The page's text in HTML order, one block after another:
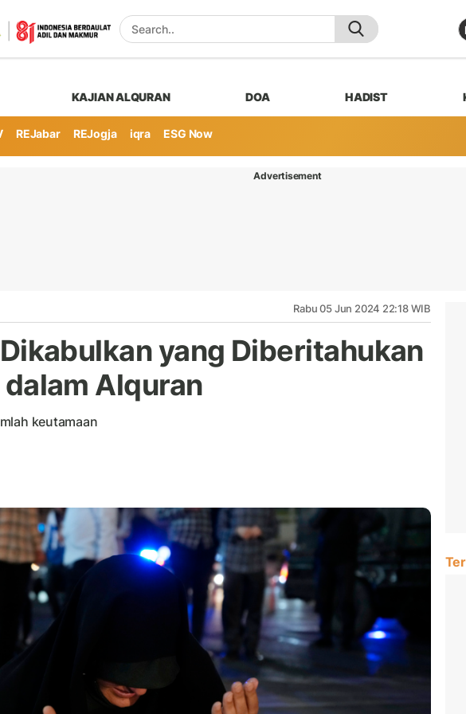
KAJIAN ALQURAN DOA HADIST
REJabar REJogja iqra ESG Now
Advertisement
Rabu 05 Jun 2024 22:18 WIB
yang Diberitahukan
Alquran
keutamaan